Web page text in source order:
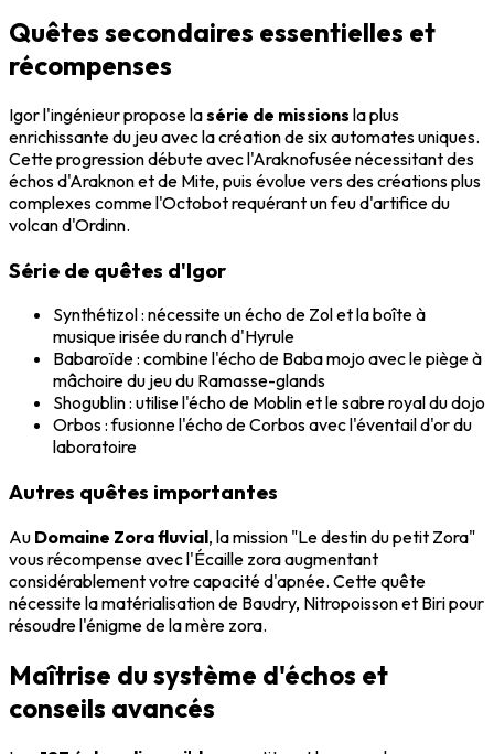
Quêtes secondaires essentielles et
récompenses
Igor l'ingénieur propose lasérie de missions la plus
enrichissante du jeu avec la création de six automates uniques.
Cette progression débute avec l'Araknofusée nécessitant des
échos d'Araknon et de Mite, puis évolue vers des créations plus
complexes comme l'Octobot requérant un feu d'artifice du
volcan d'Ordinn.
Série de quêtes d'Igor
Synthétizol : nécessite un écho de Zol et la boîte à
musique irisée du ranch d'Hyrule
Babaroïde : combine l'écho de Baba mojo avec le piège à
mâchoire du jeu du Ramasse-glands
Shogublin : utilise l'écho de Moblin et le sabre royal du dojo
Orbos : fusionne l'écho de Corbos avec l'éventail d'or du
laboratoire
Autres quêtes importantes
Au Domaine Zora fluvial, la mission "Le destin du petit Zora"
vous récompense avec l'Écaille zora augmentant
considérablement votre capacité d'apnée. Cette quête
nécessite la matérialisation de Baudry, Nitropoisson et Biri pour
résoudre l'énigme de la mère zora.
Maîtrise du système d'échos et
conseils avancés